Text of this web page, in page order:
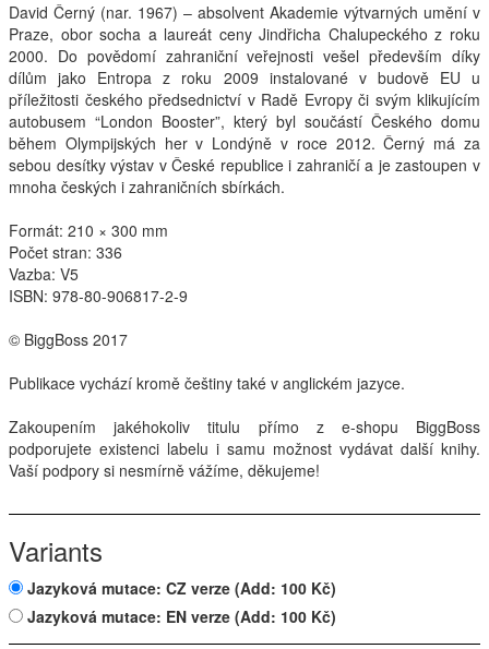
David Černý (nar. 1967) – absolvent Akademie výtvarných umění v
Praze, obor socha a laureát ceny Jindřicha Chalupeckého z roku
2000. Do povědomí zahraniční veřejnosti vešel především díky
dílům jako Entropa z roku 2009 instalované v budově EU u
příležitosti českého předsednictví v Radě Evropy či svým klikujícím
autobusem “London Booster”, který byl součástí Českého domu
během Olympijských her v Londýně v roce 2012. Černý má za
sebou desítky výstav v České republice i zahraničí a je zastoupen v
mnoha českých i zahraničních sbírkách.
Formát: 210 × 300 mm
Počet stran: 336
Vazba: V5
ISBN: 978-80-906817-2-9
© BiggBoss 2017
Publikace vychází kromě češtiny také v anglickém jazyce.
Zakoupením jakéhokoliv titulu přímo z e-shopu BiggBoss
podporujete existenci labelu i samu možnost vydávat další knihy.
Vaší podpory si nesmírně vážíme, děkujeme!
Variants
Jazyková mutace: CZ verze (Add: 100 Kč)
Jazyková mutace: EN verze (Add: 100 Kč)